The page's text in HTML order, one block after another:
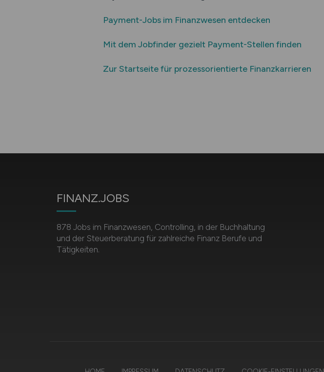
Payment-Jobs im Finanzwesen entdecken
Mit dem Jobfinder gezielt Payment-Stellen finden
Zur Startseite für prozessorientierte Finanzkarrieren
FINANZ.JOBS
878 Jobs im Finanzwesen, Controlling, in der Buchhaltung
und der Steuerberatung für zahlreiche Finanz Berufe und
Tätigkeiten.